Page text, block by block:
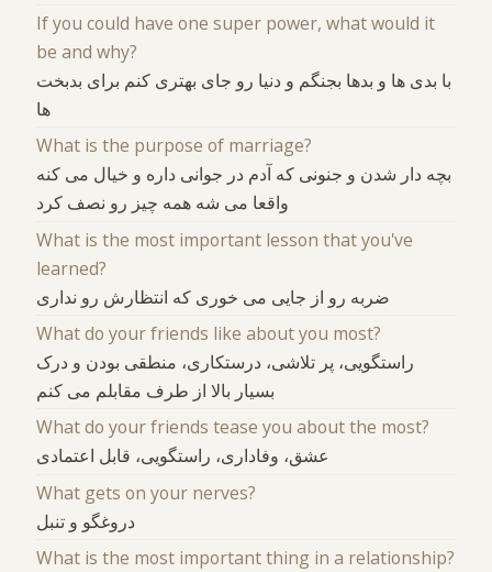
If you could have one super power, what would it
be and why?
با بدی ها و بدها بجنگم و دنیا رو جای بهتری کنم برای بدبخت
ها
What is the purpose of marriage?
بچه دار شدن و جنونی که آدم در جوانی داره و خیال می کنه
واقعا می شه همه چیز رو نصف کرد
What is the most important lesson that you've
learned?
ضربه رو از جایی می خوری که انتظارش رو نداری
What do your friends like about you most?
راستگویی، پر تلاشی، درستکاری، منطقی بودن و درک
بسیار بالا از طرف مقابلم می کنم
What do your friends tease you about the most?
عشق، وفاداری، راستگویی، قابل اعتمادی
What gets on your nerves?
دروغگو و تنبل
What is the most important thing in a relationship?